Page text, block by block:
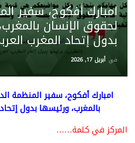
امبارك أفكوح، سفير
لحقوق الإنسان
بدول إتحاد المغرب
في أبريل 17, 2026
امبارك أفكوح، سفير المنظمة
بالمغرب، ورئيسها بدول
المركز في كلمة……